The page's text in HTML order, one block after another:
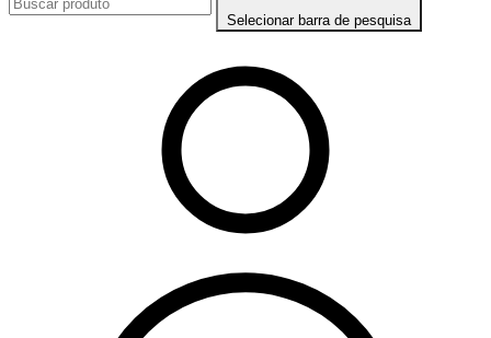
Selecionar barra de pesquisa